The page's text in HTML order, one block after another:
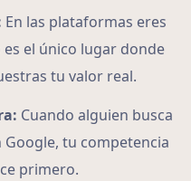
En las plataformas eres
el único lugar donde
tu valor real.
Cuando alguien busca
tu competencia
primero.